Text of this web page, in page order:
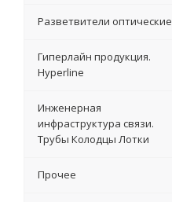
Разветвители оптические
Гиперлайн продукция.
Hyperline
Инженерная
инфраструктура связи.
Трубы Колодцы Лотки
Прочее